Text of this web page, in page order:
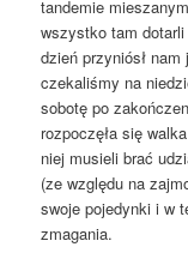
tandemie
wszystko tam
dzień przyniósł
czekaliśmy na
sobotę po
rozpoczęła się
niej musieli brać
(ze względu na
swoje pojedynki i w
zmagania.